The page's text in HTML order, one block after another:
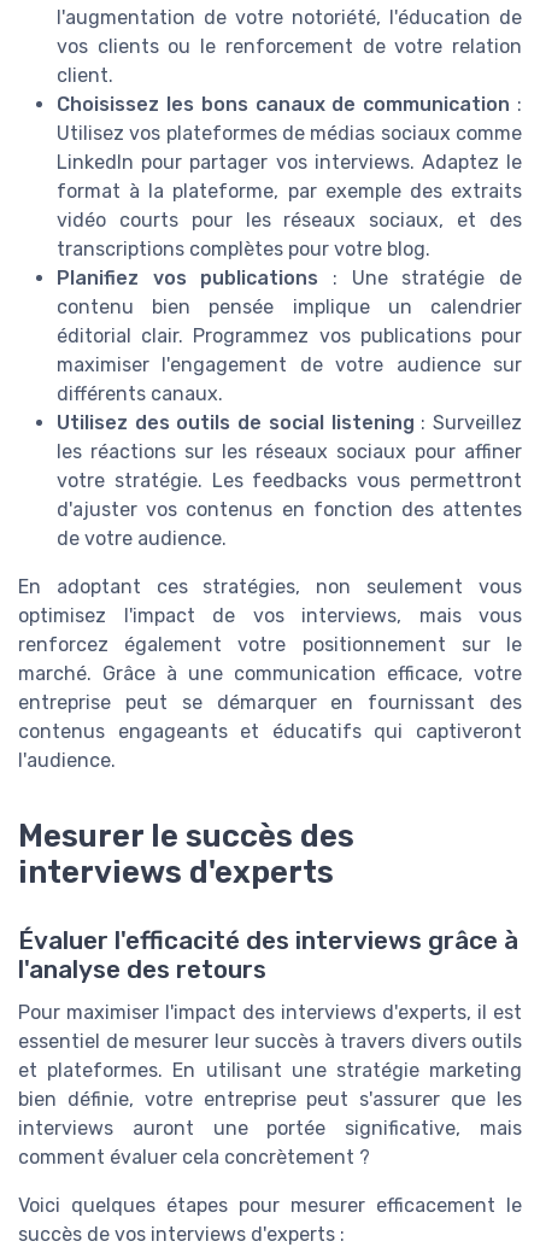
l'augmentation de votre notoriété, l'éducation de
vos clients ou le renforcement de votre relation
client.
Choisissez les bons canaux de communication :
Utilisez vos plateformes de médias sociaux comme
LinkedIn pour partager vos interviews. Adaptez le
format à la plateforme, par exemple des extraits
vidéo courts pour les réseaux sociaux, et des
transcriptions complètes pour votre blog.
Planifiez vos publications : Une stratégie de
contenu bien pensée implique un calendrier
éditorial clair. Programmez vos publications pour
maximiser l'engagement de votre audience sur
différents canaux.
Utilisez des outils de social listening : Surveillez
les réactions sur les réseaux sociaux pour affiner
votre stratégie. Les feedbacks vous permettront
d'ajuster vos contenus en fonction des attentes
de votre audience.
En adoptant ces stratégies, non seulement vous
optimisez l'impact de vos interviews, mais vous
renforcez également votre positionnement sur le
marché. Grâce à une communication efficace, votre
entreprise peut se démarquer en fournissant des
contenus engageants et éducatifs qui captiveront
l'audience.
Mesurer le succès des
interviews d'experts
Évaluer l'efficacité des interviews grâce à
l'analyse des retours
Pour maximiser l'impact des interviews d'experts, il est
essentiel de mesurer leur succès à travers divers outils
et plateformes. En utilisant une stratégie marketing
bien définie, votre entreprise peut s'assurer que les
interviews auront une portée significative, mais
comment évaluer cela concrètement ?
Voici quelques étapes pour mesurer efficacement le
succès de vos interviews d'experts :